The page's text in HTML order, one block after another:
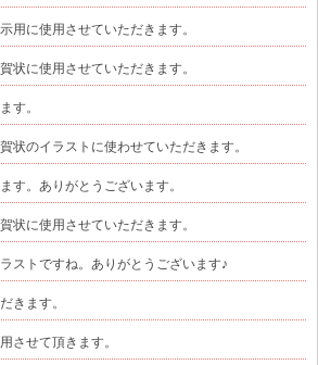
用に使用させていただきます。
状に使用させていただきます。
す。
状のイラストに使わせていただきます。
す。ありがとうございます。
状に使用させていただきます。
ストですね。ありがとうございます♪
きます。
させて頂きます。